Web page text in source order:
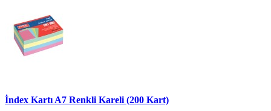
İndex Kartı A7 Renkli Kareli (200 Kart)